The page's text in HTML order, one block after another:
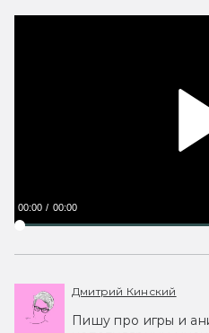
00:00 00:00
Дмитрий Кинский
Пишу про игры и